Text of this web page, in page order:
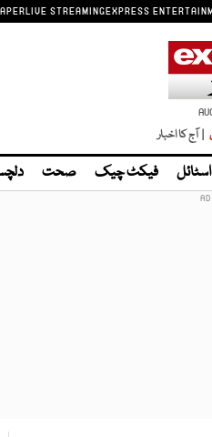
LIVE STREAMINGEXPRESS
| آج کا اخبار
فیکٹ چیک صحت